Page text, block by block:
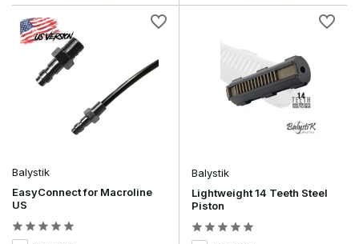
Balystik
EasyConnect for Macroline
US
Balystik
Lightweight 14 Teeth Steel
Piston